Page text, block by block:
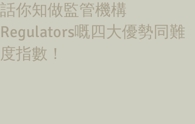
話你知做監管機構
Regulators嘅四大優勢同難
度指數！